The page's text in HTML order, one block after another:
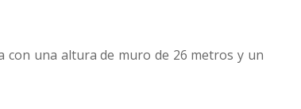
con una altura de muro de 26 metros y un